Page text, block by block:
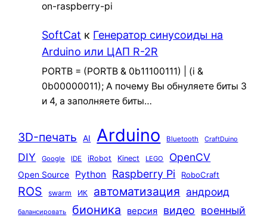
on-raspberry-pi
SoftCat к Генератор синусоиды на
Arduino или ЦАП R-2R
PORTB = (PORTB & 0b11100111) | (i &
0b00000011); А почему Вы обнуляете биты 3
и 4, а заполняете биты…
3D-печать AI Arduino Bluetooth CraftDuino
DIY Google IDE iRobot Kinect LEGO OpenCV
Open Source Python Raspberry Pi RoboCraft
ROS swarm ИК автоматизация андроид
балансировать бионика версия видео военный